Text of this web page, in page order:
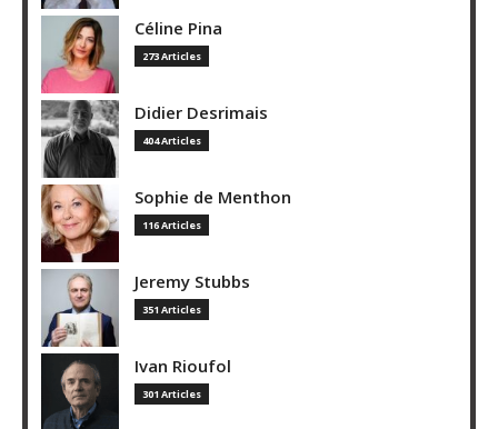
Céline Pina
273 Articles
Didier Desrimais
404 Articles
Sophie de Menthon
116 Articles
Jeremy Stubbs
351 Articles
Ivan Rioufol
301 Articles